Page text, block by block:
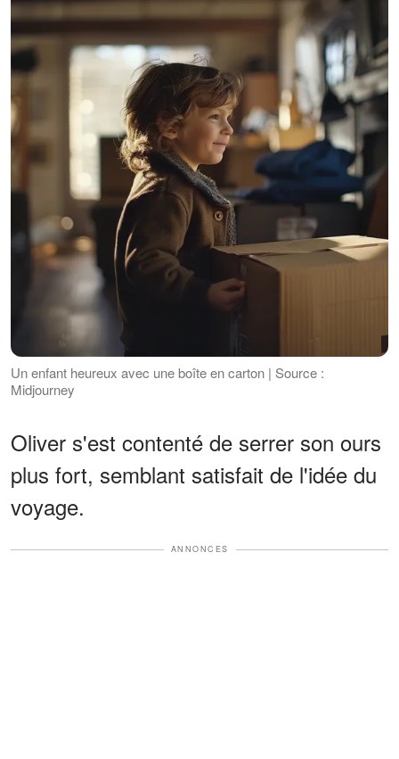
Un enfant heureux avec une boîte en carton | Source :
Midjourney
Oliver s'est contenté de serrer son ours
plus fort, semblant satisfait de l'idée du
voyage.
ANNONCES